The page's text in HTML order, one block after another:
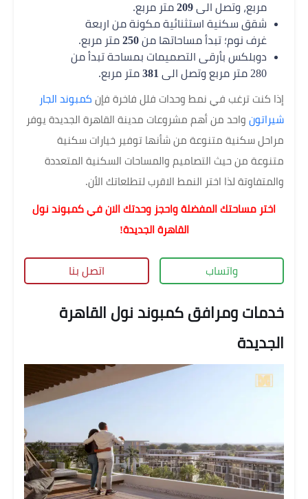
مربع، وتصل الى
متر مربع.
شقق سكنية استثنائية مكونة من اربعة
غرف نوم؛ تبدأ مساحاتها من 250 متر مربع.
دوبلكس بأرقى التصميمات بمساحة تبدأ من
280 متر مربع وتصل الى
381 متر مربع.
إذا كنت ترغب في نمط وحدات فلل فاخرة فإن كمبوند الجار
شيراتون واحد من أهم مشروعات مدينة القاهرة الجديدة يوفر
مراحل سكنية متنوعة من شأنها توفير خيارات سكنية
متنوعة من حيث التصاميم والمساحات السكنية المتعددة
والمتفاوتة لذا اختر النمط الاقرب لتطلعاتك الأن.
اختر مساحتك المفضلة واحجز وحدتك الان في كمبوند نول
القاهرة الجديدة!
واتساب اتصل بنا
خدمات ومرافق كمبوند نول القاهرة
الجديدة